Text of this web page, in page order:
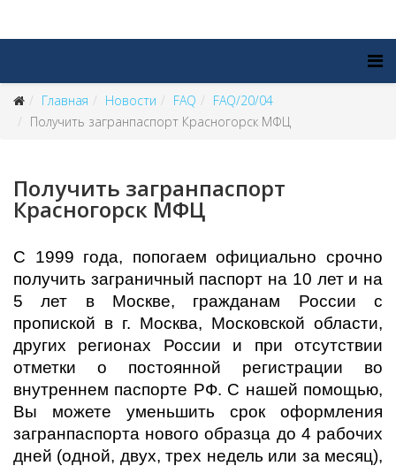
Главная Новости FAQ
FAQ/20/04
Получить загранпаспорт Красногорск МФЦ
Получить загранпаспорт
Красногорск МФЦ
С 1999 года, попогаем официально срочно
получить заграничный паспорт на 10 лет и на
5 лет в Москве, гражданам России с
пропиской в г. Москва, Московской области,
других регионах России и при отсутствии
отметки о постоянной регистрации во
внутреннем паспорте РФ. С нашей помощью,
Вы можете уменьшить срок оформления
загранпаспорта нового образца до 4 рабочих
дней (одной, двух, трех недель или за месяц),